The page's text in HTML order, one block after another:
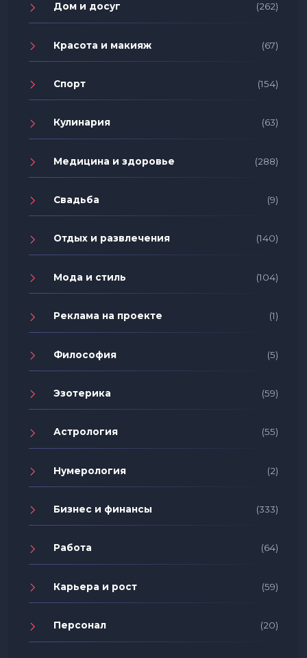
Дом и досуг (262)
Красота и макияж (67)
Спорт (154)
Кулинария (63)
Медицина и здоровье (288)
Свадьба (9)
Отдых и развлечения (140)
Мода и стиль (104)
Реклама на проекте (1)
Философия (5)
Эзотерика (59)
Астрология (55)
Нумерология (2)
Бизнес и финансы (333)
Работа (64)
Карьера и рост (59)
Персонал (20)